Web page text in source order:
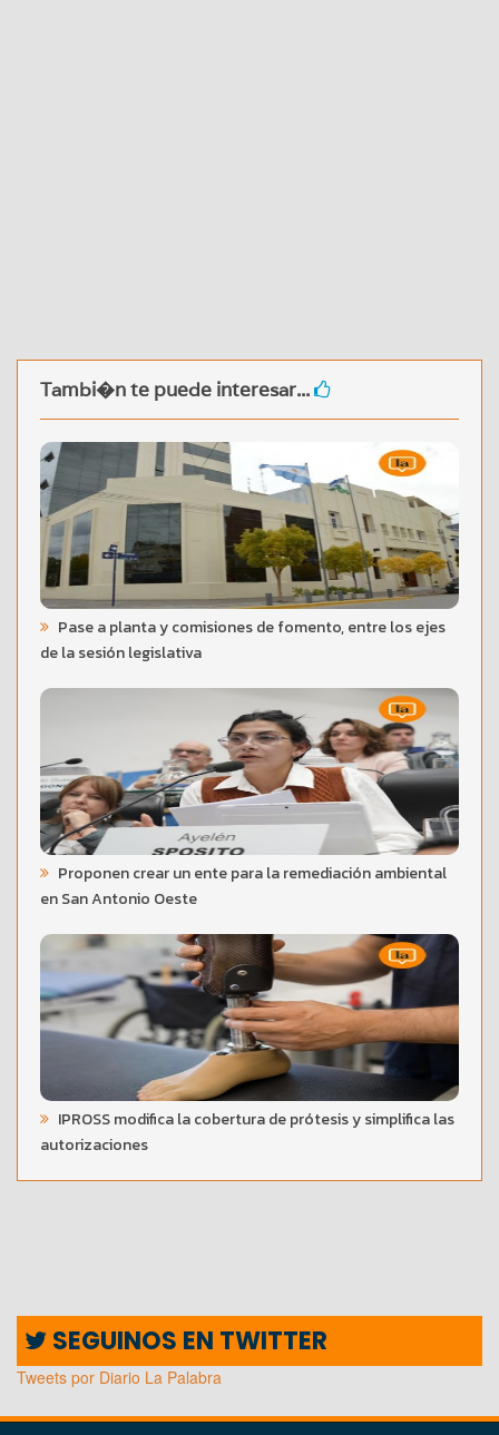
Tambi�n te puede interesar...
Pase a planta y comisiones de fomento, entre los ejes
de la sesión legislativa
Proponen crear un ente para la remediación ambiental
en San Antonio Oeste
IPROSS modifica la cobertura de prótesis y simplifica las
autorizaciones
SEGUINOS EN TWITTER
Tweets por Diario La Palabra